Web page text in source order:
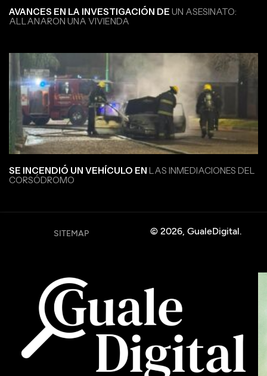
AVANCES EN LA INVESTIGACIÓN DE UN ASESINATO:
ALLANARON UNA VIVIENDA
SE INCENDIÓ UN VEHÍCULO EN LAS INMEDIACIONES DEL
CORSÓDROMO
© 2026, GualeDigital.
SITEMAP